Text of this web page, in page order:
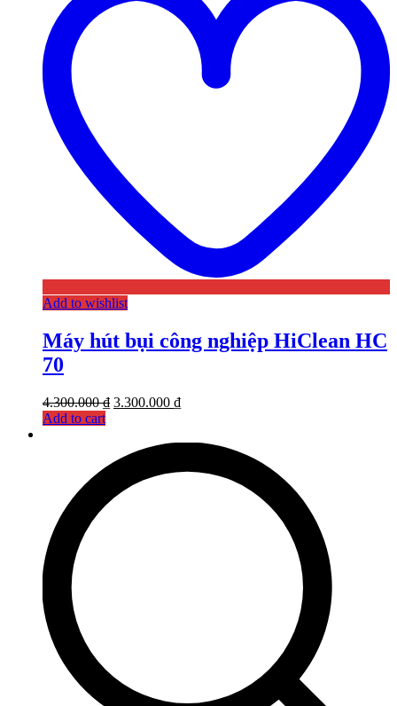
Add to wishlist
Máy hút bụi công nghiệp HiClean HC
70
4.300.000₫ 3.300.000 ₫
Add to cart